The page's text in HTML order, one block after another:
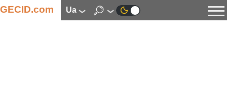
GECID.com ua